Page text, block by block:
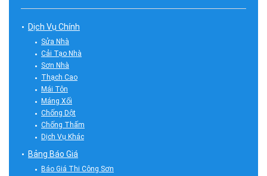
Dịch Vụ Chính
Sửa Nhà
Cải Tạo Nhà
Sơn Nhà
Thạch Cao
Mái Tôn
Máng Xối
Chống Dột
Chống Thấm
Dịch Vụ Khác
Bảng Báo Giá
Báo Giá Thi Công Sơn